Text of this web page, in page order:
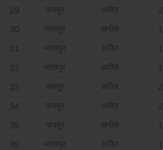
29 जयपुर अपील
30 भरतपुर अपील
31 भरतपुर अपील
32 भरतपुर अपील
33 जयपुर अपील
34 जयपुर अपील
35 जयपुर अपील
36 भरतपुर अपील